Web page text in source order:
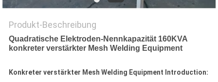
Produkt-Beschreibung
Quadratische Elektroden-Nennkapazität 160KVA
konkreter verstärkter Mesh Welding Equipment
Konkreter verstärkter Mesh Welding Equipment Introduction: